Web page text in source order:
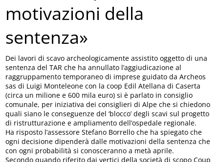
motivazioni della
sentenza»
Dei lavori di scavo archeologicamente assistito oggetto di una
sentenza del TAR che ha annullato l’aggiudicazione al
raggruppamento temporaneo di imprese guidato da Archeos
sas di Luigi Monteleone con la coop Edil Atellana di Caserta
(circa un milione e 600 mila euro) si è parlato in consiglio
comunale, per iniziativa dei consiglieri di Alpe che si chiedono
quali siano le conseguenze del ‘blocco’ degli scavi sul progetto
di ristrutturazione e ampliamento dell’ospedale regionale.
Ha risposto l’assessore Stefano Borrello che ha spiegato che
ogni decisione dipenderà dalle motivazioni della sentenza che
con ogni probabilità si conosceranno a metà aprile.
Secondo quando riferito dai vertici della società di scopo Coup